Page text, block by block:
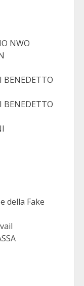
NWO
BENEDETTO
BENEDETTO
della Fake